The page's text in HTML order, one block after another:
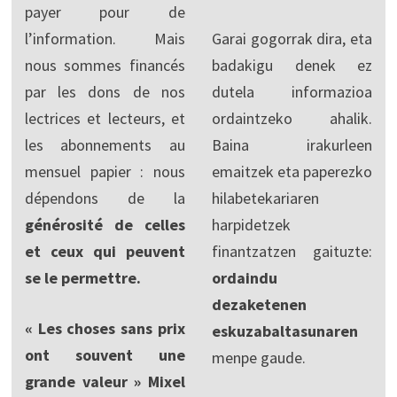
payer pour de
l’information. Mais
nous sommes financés
par les dons de nos
lectrices et lecteurs, et
les abonnements au
mensuel papier : nous
dépendons de la
générosité de celles
et ceux qui peuvent
se le permettre.
« Les choses sans prix
ont souvent une
grande valeur » Mixel
Garai gogorrak dira, eta
badakigu denek ez
dutela informazioa
ordaintzeko ahalik.
Baina irakurleen
emaitzek eta paperezko
hilabetekariaren
harpidetzek
finantzatzen gaituzte:
ordaindu
dezaketenen
eskuzabaltasunaren
menpe gaude.